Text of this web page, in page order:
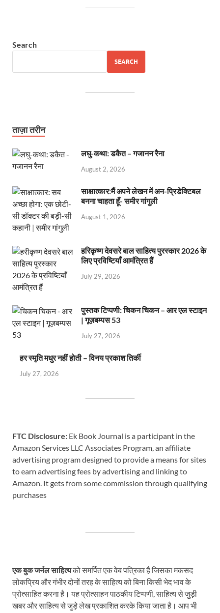
Search
SEARCH
ताज़ा तरीन
लघु-कथा: डकैत – गजानन रैना
August 2, 2026
साक्षात्कार:मैं अपने लेखन में अन-प्रिडेक्टिबल
बनना चाहता हूँ- समीर गांगुली
August 1, 2026
हरिकृष्ण देवसरे बाल साहित्य पुरस्कार 2026 के
लिए प्रविष्टियाँ आमंत्रित हैं
July 29, 2026
पुस्तक टिप्पणी: चिकन चिकन – आर एल स्टाइन
| गूज़बम्पस 53
July 27, 2026
हर स्मृति मधुर नहीं होती – विनय प्रकाश तिर्की
July 27, 2026
FTC Disclosure: Ek Book Journal is a participant in the
Amazon Services LLC Associates Program, an affiliate
advertising program designed to provide a means for sites
to earn advertising fees by advertising and linking to
Amazon. It gets from some commission through qualifying
purchases
एक बुक जर्नल साहित्यको समर्पित एक वेब पत्रिका है जिसका मकसद
लोकप्रिय और गंभीर दोनों तरह के साहित्य को बिना किसी भेद भाव के
प्रोत्साहित करना है। यह प्रोत्साहन पाठकीय टिप्पणी, साहित्य से जुड़ी
खबर और साहित्य से जुड़े लेख प्रकाशित करके किया जाता है। आप भी